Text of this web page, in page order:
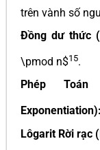
trên vành số
Đồng dư thức
\pmod n$15.
Phép
Exponentiation):
Lôgarit Rời rạc